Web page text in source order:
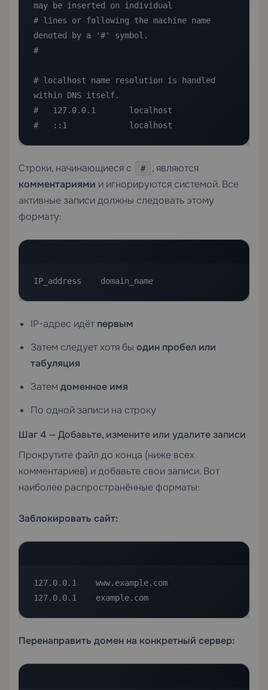
may be inserted on individual
# lines or following the machine name
denoted by a '#' symbol.
#
# localhost name resolution is handled
within DNS itself.
#   127.0.0.1       localhost
#   ::1             localhost
Строки, начинающиеся с #
, являются
комментариями и игнорируются системой. Все
активные записи должны следовать этому
формату:
IP_address    domain_name
IP-адрес идёт первым
Затем следует хотя бы один пробел или
табуляция
Затем доменное имя
По одной записи на строку
Шаг 4 — Добавьте, измените или удалите записи
Прокрутите файл до конца (ниже всех
комментариев) и добавьте свои записи. Вот
наиболее распространённые форматы:
Заблокировать сайт:
127.0.0.1    www.example.com
127.0.0.1    example.com
Перенаправить домен на конкретный сервер: